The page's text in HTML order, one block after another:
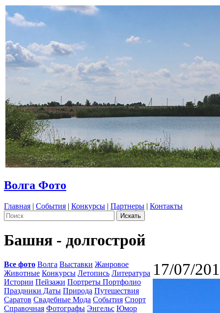
Волга Фото
Главная | События | Конкурсы | Партнеры | Контакты
Башня - долгострой
Все фото Волга Выставки Жанровое
Животные Конкурсы Летопись Литература
Истории Пейзажи Портреты Портфолио
Праздники Даты Природа Путешествия
Саратов Свадебные Мода События Спорт
Справочная Фотографы Энгельс Юмор
17/07/